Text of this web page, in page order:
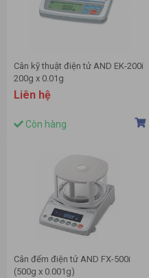
Cân kỹ thuật điện tử AND EK-200i
200g x 0.01g
Liên hệ
Còn hàng
Cân đếm điện tử AND FX-500i
(500g x 0.001g)